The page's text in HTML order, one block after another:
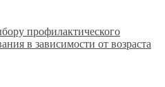
профилактического
в зависимости от возраста